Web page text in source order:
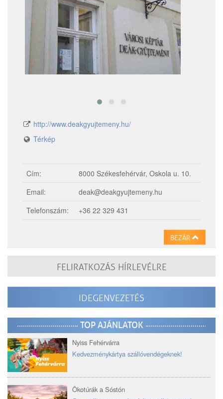
http://www.deakgyujtemeny.hu/
Térkép
Cím:
8000 Székesfehérvár, Oskola u. 10.
Email:
deak@deakgyujtemeny.hu
Telefonszám:
+36 22 329 431
BEZÁR
FELIRATKOZÁS HÍRLEVÉLRE
IDEGENVEZETÉS
TOP AJÁNLATOK
Nyiss Fehérvárra
Kedvezménykártya szállóvendégeknek!
Ökotúrák a Sóstón